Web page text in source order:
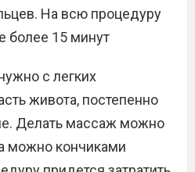
На всю процедуру
более 15 минут
с легких
живота, постепенно
Делать массаж можно
можно кончиками